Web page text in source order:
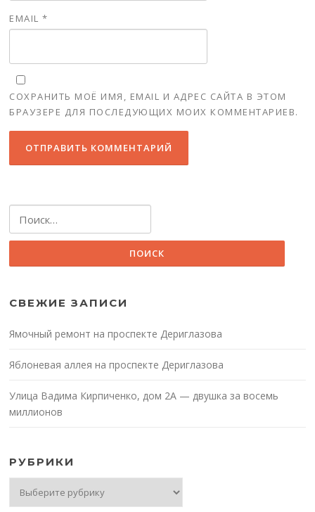
EMAIL*
СОХРАНИТЬ МОЁ ИМЯ, EMAIL И АДРЕС САЙТА В ЭТОМ
БРАУЗЕРЕ ДЛЯ ПОСЛЕДУЮЩИХ МОИХ КОММЕНТАРИЕВ.
СВЕЖИЕ ЗАПИСИ
Ямочный ремонт на проспекте Дериглазова
Яблоневая аллея на проспекте Дериглазова
Улица Вадима Кирпиченко, дом 2А — двушка за восемь
миллионов
РУБРИКИ